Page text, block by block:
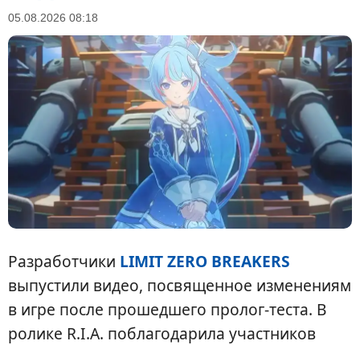
05.08.2026 08:18
Разработчики LIMIT ZERO BREAKERS
выпустили видео, посвященное изменениям
в игре после прошедшего пролог-теста. В
ролике R.I.A. поблагодарила участников